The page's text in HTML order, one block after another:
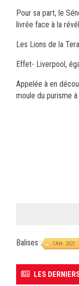
Pour sa part, le
livrée face à la
Les Lions de la
Effet- Liverpool,
Appelée à en
moule du purisme
Balises : CAN- 2021
LES